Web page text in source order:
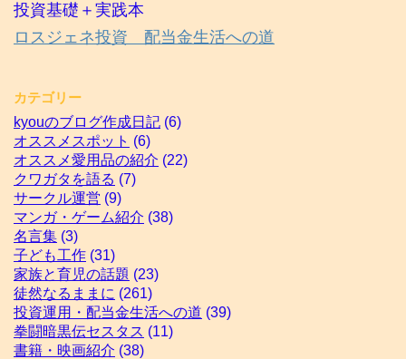
投資基礎＋実践本
ロスジェネ投資 配当金生活への道
カテゴリー
kyouのブログ作成日記 (6)
オススメスポット (6)
オススメ愛用品の紹介 (22)
クワガタを語る (7)
サークル運営 (9)
マンガ・ゲーム紹介 (38)
名言集 (3)
子ども工作 (31)
家族と育児の話題 (23)
徒然なるままに (261)
投資運用・配当金生活への道 (39)
拳闘暗黒伝セスタス (11)
書籍・映画紹介 (38)